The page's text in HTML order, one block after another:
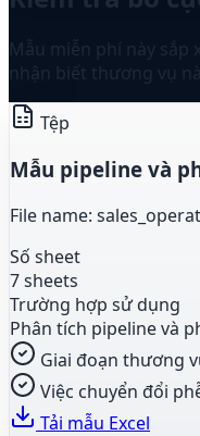
Mẫu miễn phí này sắp
nhận biết thương vụ
Tệp
Mẫu pipeline và
File name:
Số sheet
7 sheets
Trường hợp sử dụng
Phân tích pipeline và
Giai đoạn thương
Việc chuyển đổi
Tải mẫu Excel